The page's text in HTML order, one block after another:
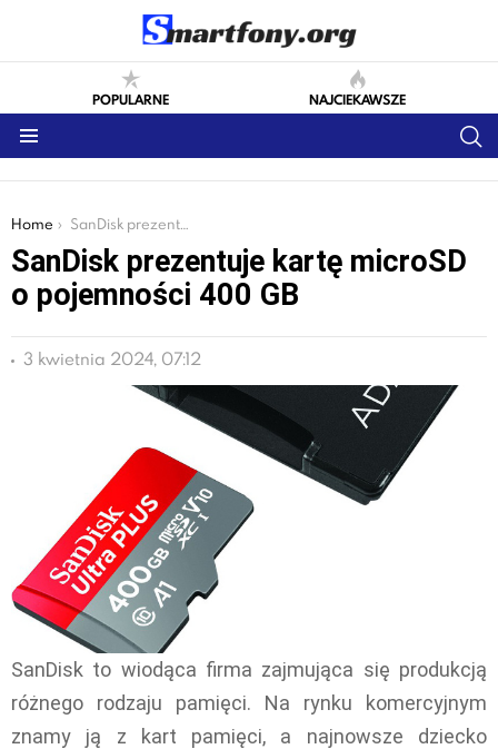
POPULARNE NAJCIEKAWSZE
You are here:
Home SanDisk prezentuje kartę microSD o pojemności 400 GB
SanDisk prezentuje kartę microSD
o pojemności 400 GB
3 kwietnia 2024, 07:12
SanDisk to wiodąca firma zajmująca się produkcją
różnego rodzaju pamięci. Na rynku komercyjnym
znamy ją z kart pamięci, a najnowsze dziecko